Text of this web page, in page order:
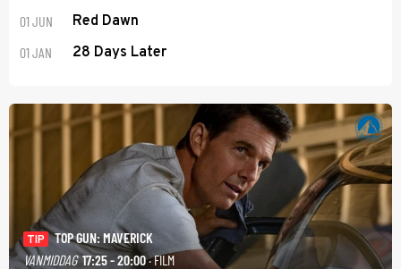
01 JUN Red Dawn
01 JAN 28 Days Later
TIP
TOP GUN: MAVERICK
VANMIDDAG 17:25 - 20:00· FILM